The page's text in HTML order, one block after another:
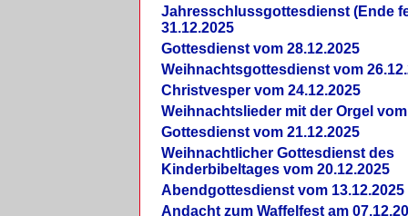
Jahresschlussgottesdienst (Ende
31.12.2025
Gottesdienst vom 28.12.2025
Weihnachtsgottesdienst vom
Christvesper vom 24.12.2025
Weihnachtslieder mit der Orgel vom
Gottesdienst vom 21.12.2025
Weihnachtlicher Gottesdienst des
Kinderbibeltages vom 20.12.2025
Abendgottesdienst vom 13.12.2025
Andacht zum Waffelfest am